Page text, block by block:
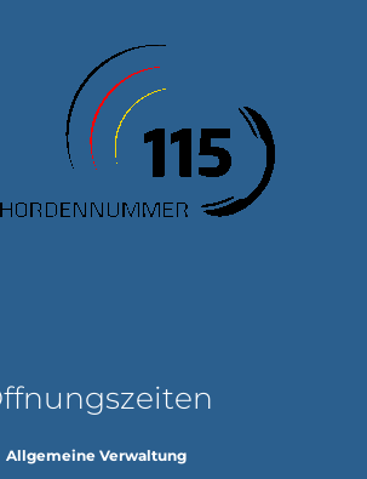
Allgemeine Verwaltung